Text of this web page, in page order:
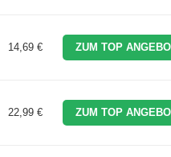
14,69 € ZUM TOP
22,99 € ZUM TOP